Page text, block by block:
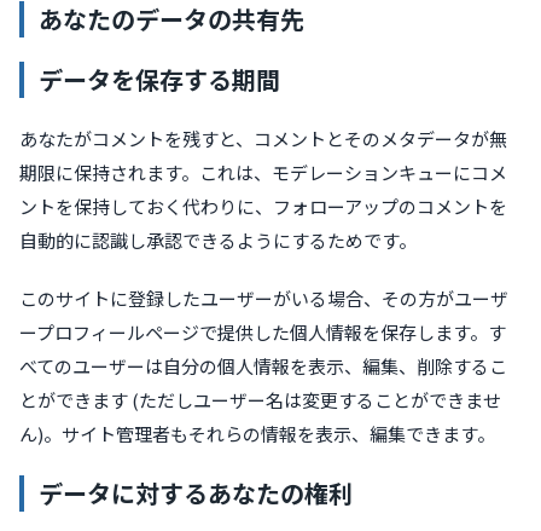
あなたのデータの共有先
データを保存する期間
あなたがコメントを残すと、コメントとそのメタデータが無
期限に保持されます。これは、モデレーションキューにコメ
ントを保持しておく代わりに、フォローアップのコメントを
自動的に認識し承認できるようにするためです。
このサイトに登録したユーザーがいる場合、その方がユーザ
ープロフィールページで提供した個人情報を保存します。す
べてのユーザーは自分の個人情報を表示、編集、削除するこ
とができます (ただしユーザー名は変更することができませ
ん)。サイト管理者もそれらの情報を表示、編集できます。
データに対するあなたの権利